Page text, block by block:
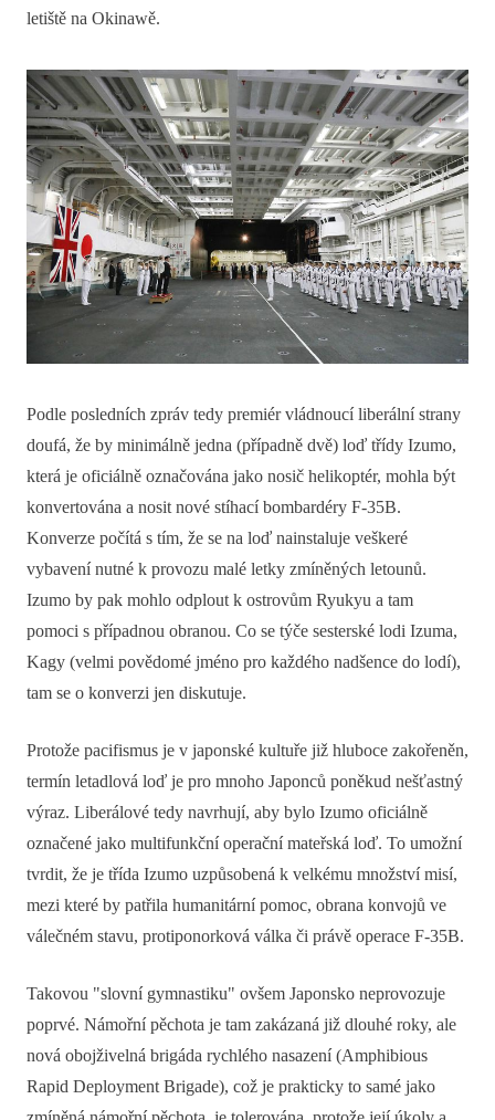
letiště na Okinawě.
Podle posledních zpráv tedy premiér vládnoucí liberální strany
doufá, že by minimálně jedna (případně dvě) loď třídy Izumo,
která je oficiálně označována jako nosič helikoptér, mohla být
konvertována a nosit nové stíhací bombardéry F-35B.
Konverze počítá s tím, že se na loď nainstaluje veškeré
vybavení nutné k provozu malé letky zmíněných letounů.
Izumo by pak mohlo odplout k ostrovům Ryukyu a tam
pomoci s případnou obranou. Co se týče sesterské lodi Izuma,
Kagy (velmi povědomé jméno pro každého nadšence do lodí),
tam se o konverzi jen diskutuje.
Protože pacifismus je v japonské kultuře již hluboce zakořeněn,
termín letadlová loď je pro mnoho Japonců poněkud nešťastný
výraz. Liberálové tedy navrhují, aby bylo Izumo oficiálně
označené jako multifunkční operační mateřská loď. To umožní
tvrdit, že je třída Izumo uzpůsobená k velkému množství misí,
mezi které by patřila humanitární pomoc, obrana konvojů ve
válečném stavu, protiponorková válka či právě operace F-35B.
Takovou "slovní gymnastiku" ovšem Japonsko neprovozuje
poprvé. Námořní pěchota je tam zakázaná již dlouhé roky, ale
nová obojživelná brigáda rychlého nasazení (Amphibious
Rapid Deployment Brigade), což je prakticky to samé jako